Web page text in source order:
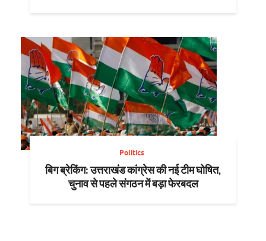
Politics
बिग ब्रेकिंग: उत्तराखंड कांग्रेस की नई टीम घोषित,
चुनाव से पहले संगठन में बड़ा फेरबदल